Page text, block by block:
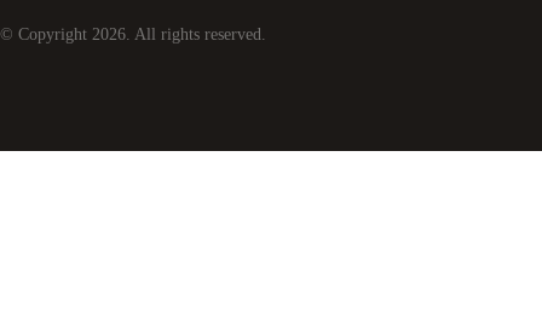
© Copyright 2026. All rights reserved.